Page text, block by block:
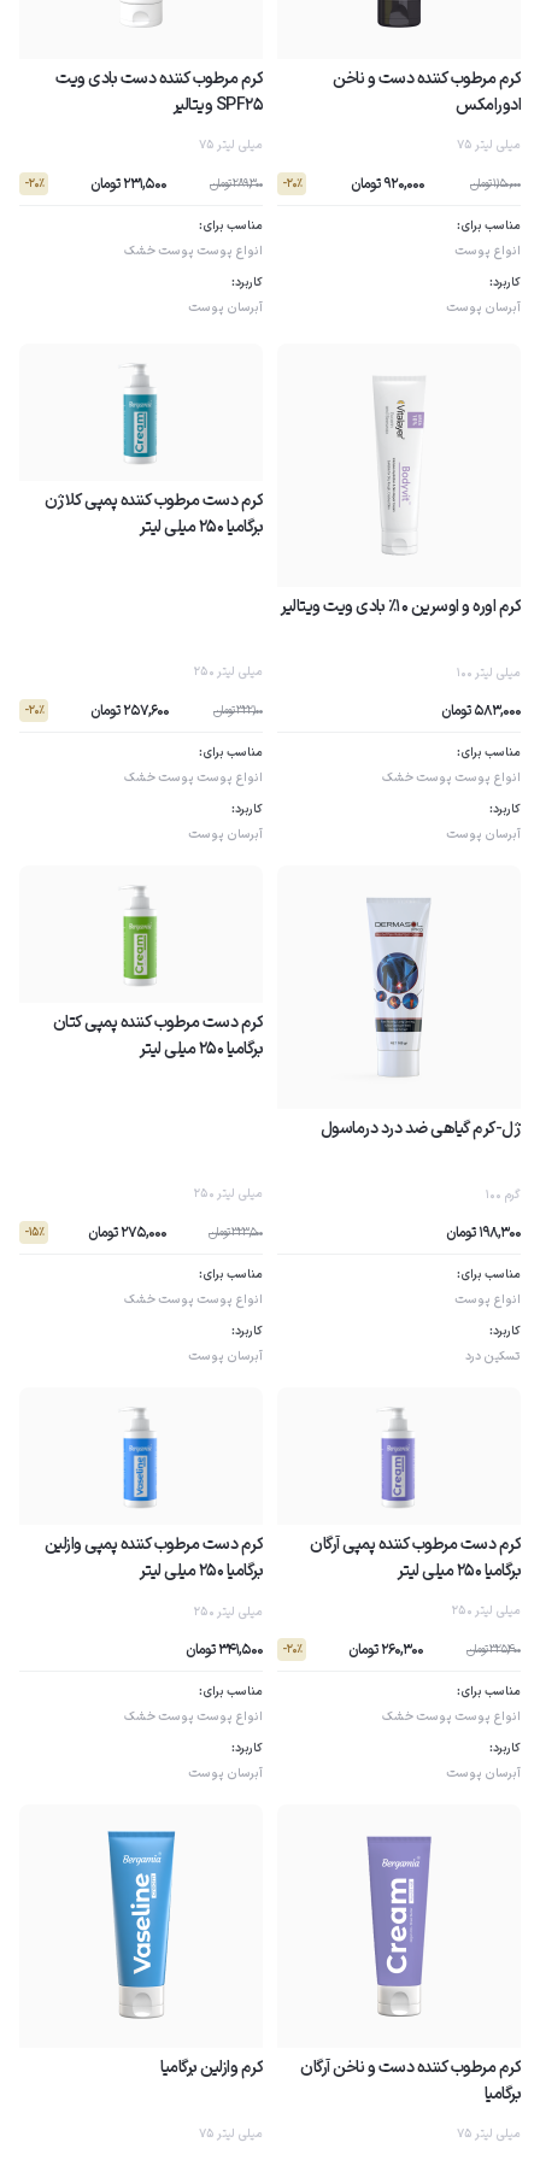
کرم مرطوب کننده دست و ناخن
ادورامکس
75 میلی لیتر
1,150,000 تومان 920,000 تومان - 20٪
مناسب برای:
انواع پوست
کاربرد:
آبرسان پوست
کرم مرطوب کننده دست بادی ویت
SPF25 ویتالیر
75 میلی لیتر
289,300 تومان 231,500 تومان - 20٪
مناسب برای:
انواع پوست پوست خشک
کاربرد:
آبرسان پوست
کرم اوره و اوسرین 10% بادی ویت ویتالیر
100 میلی لیتر
583,000 تومان
مناسب برای:
انواع پوست پوست خشک
کاربرد:
آبرسان پوست
کرم دست مرطوب کننده پمپى کلاژن
برگامیا 250 میلی لیتر
250 میلی لیتر
322,100 تومان 257,600 تومان - 20٪
مناسب برای:
انواع پوست پوست خشک
کاربرد:
آبرسان پوست
ژل-کرم گیاهی ضد درد درماسول
100 گرم
198,300 تومان
مناسب برای:
انواع پوست
کاربرد:
تسکین درد
کرم دست مرطوب کننده پمپى کتان
برگامیا 250 میلی لیتر
250 میلی لیتر
323,500 تومان 275,000 تومان - 15٪
مناسب برای:
انواع پوست پوست خشک
کاربرد:
آبرسان پوست
کرم دست مرطوب کننده پمپى آرگان
برگامیا 250 میلی لیتر
250 میلی لیتر
325,400 تومان 260,300 تومان - 20٪
مناسب برای:
انواع پوست پوست خشک
کاربرد:
آبرسان پوست
کرم دست مرطوب کننده پمپى وازلین
برگامیا 250 میلی لیتر
250 میلی لیتر
341,500 تومان
مناسب برای:
انواع پوست پوست خشک
کاربرد:
آبرسان پوست
کرم مرطوب کننده دست و ناخن آرگان
برگامیا
75 میلی لیتر
کرم وازلین برگامیا
75 میلی لیتر